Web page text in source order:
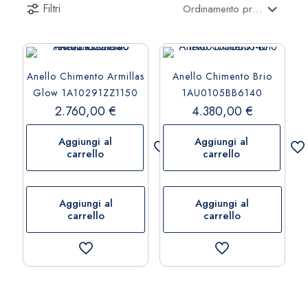
Filtri
Anello Chimento Armillas
Glow 1A10291ZZ1150
2.760,00€
Aggiungi al
carrello
Aggiungi al
carrello
Anello Chimento Brio
1AU0105BB6140
4.380,00€
Aggiungi al
carrello
Aggiungi al
carrello